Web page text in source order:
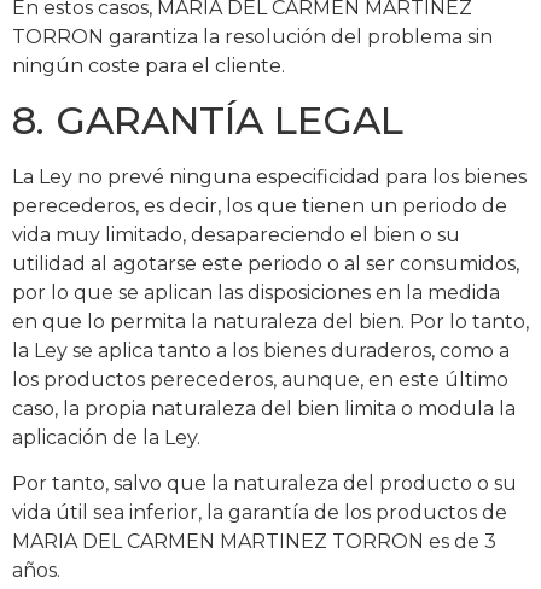
En estos casos, MARIA DEL CARMEN MARTINEZ
TORRON garantiza la resolución del problema sin
ningún coste para el cliente.
8. GARANTÍA LEGAL
La Ley no prevé ninguna especificidad para los bienes
perecederos, es decir, los que tienen un periodo de
vida muy limitado, desapareciendo el bien o su
utilidad al agotarse este periodo o al ser consumidos,
por lo que se aplican las disposiciones en la medida
en que lo permita la naturaleza del bien. Por lo tanto,
la Ley se aplica tanto a los bienes duraderos, como a
los productos perecederos, aunque, en este último
caso, la propia naturaleza del bien limita o modula la
aplicación de la Ley.
Por tanto, salvo que la naturaleza del producto o su
vida útil sea inferior, la garantía de los productos de
MARIA DEL CARMEN MARTINEZ TORRON es de 3
años.